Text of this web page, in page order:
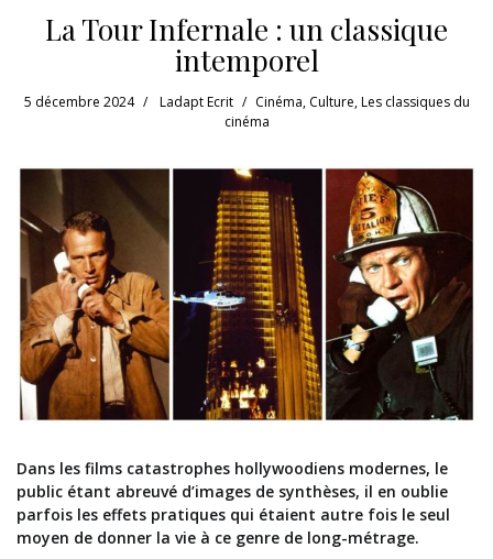
La Tour Infernale : un classique
intemporel
5 décembre 2024 Ladapt Ecrit Cinéma, Culture,Les classiques du
cinéma
Dans les films catastrophes hollywoodiens modernes, le
public étant abreuvé d’images de synthèses, il en oublie
parfois les effets pratiques qui étaient autre fois le seul
moyen de donner la vie à ce genre de long-métrage.